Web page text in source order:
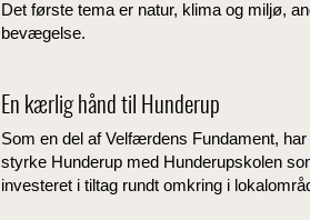
Det første tema er natur, klima og miljø,
bevægelse.
En kærlig hånd til Hunderup
Som en del af Velfærdens Fundament,
styrke Hunderup med Hunderupskolen
investeret i tiltag rundt omkring i